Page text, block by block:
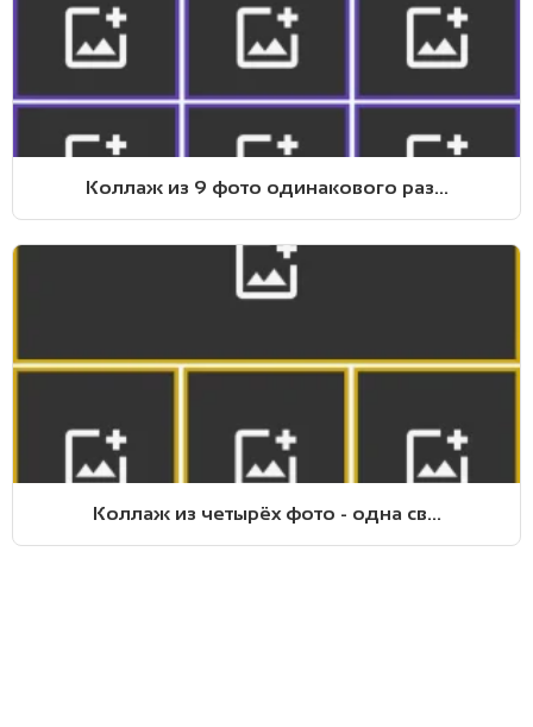
Коллаж из 9 фото одинакового раз...
Коллаж из четырёх фото - одна св...